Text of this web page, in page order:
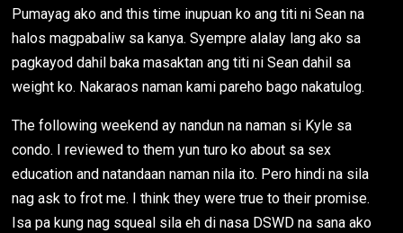
Pumayag ako and this time inupuan ko ang titi ni Sean na
halos magpabaliw sa kanya. Syempre alalay lang ako sa
pagkayod dahil baka masaktan ang titi ni Sean dahil sa
weight ko. Nakaraos naman kami pareho bago nakatulog.
The following weekend ay nandun na naman si Kyle sa
condo. I reviewed to them yun turo ko about sa sex
education and natandaan naman nila ito. Pero hindi na sila
nag ask to frot me. I think they were true to their promise.
Isa pa kung nag squeal sila eh di nasa DSWD na sana ako